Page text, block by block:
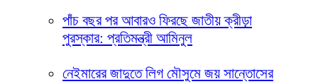
পাঁচ বছর পর আবারও ফিরছে জাতীয় ক্রীড়া
পুরস্কার: প্রতিমন্ত্রী আমিনুল
নেইমারের জাদুতে লিগ মৌসুমে জয় সান্তোসের